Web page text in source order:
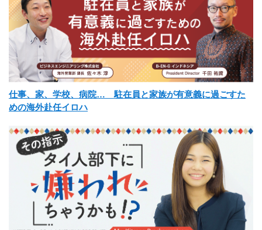
仕事、家、学校、病院… 駐在員と家族が有意義に過ごすた
めの海外赴任イロハ